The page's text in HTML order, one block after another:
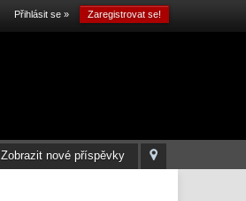
Přihlásit se » Zaregistrovat se!
Zobrazit nové příspěvky